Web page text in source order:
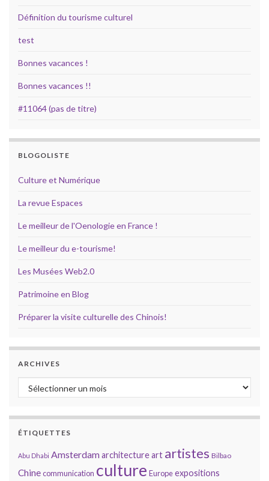
Définition du tourisme culturel
test
Bonnes vacances !
Bonnes vacances !!
#11064 (pas de titre)
BLOGOLISTE
Culture et Numérique
La revue Espaces
Le meilleur de l'Oenologie en France !
Le meilleur du e-tourisme!
Les Musées Web2.0
Patrimoine en Blog
Préparer la visite culturelle des Chinois!
ARCHIVES
Archives
ÉTIQUETTES
Abu Dhabi Amsterdamarchitectureart artistes Bilbao
Chinecommunication culture Europeexpositions